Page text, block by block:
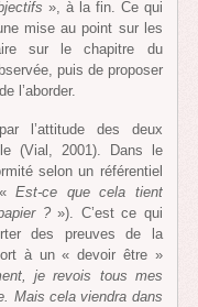
», à la fin. Ce qui
mise au point sur les
sur le chapitre du
puis de proposer
l’aborder.
l’attitude des deux
(Vial, 2001). Dans le
selon un référentiel
Est-ce que cela tient
?»). C’est ce qui
des preuves de la
à un « devoir être »
je revois tous mes
Mais cela viendra dans